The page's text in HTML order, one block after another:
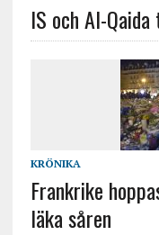
IS och Al-
KRÖNIKA
Frankrike
läka såren